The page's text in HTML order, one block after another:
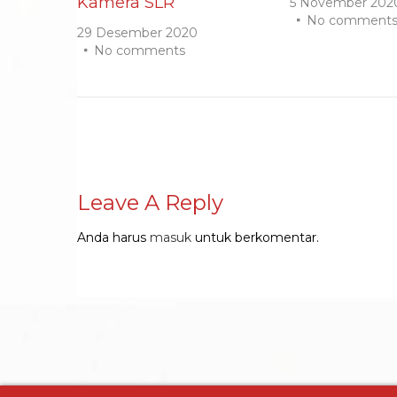
29 Desember 2020
No comments
No comments
Leave A Reply
Anda harus masuk untuk berkomentar.